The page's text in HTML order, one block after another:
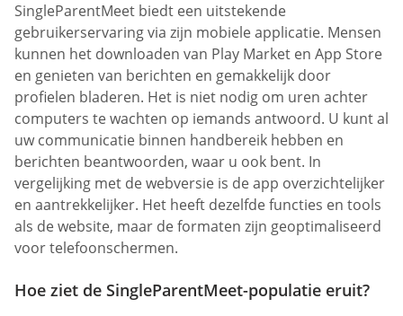
SingleParentMeet biedt een uitstekende
gebruikerservaring via zijn mobiele applicatie. Mensen
kunnen het downloaden van Play Market en App Store
en genieten van berichten en gemakkelijk door
profielen bladeren. Het is niet nodig om uren achter
computers te wachten op iemands antwoord. U kunt al
uw communicatie binnen handbereik hebben en
berichten beantwoorden, waar u ook bent. In
vergelijking met de webversie is de app overzichtelijker
en aantrekkelijker. Het heeft dezelfde functies en tools
als de website, maar de formaten zijn geoptimaliseerd
voor telefoonschermen.
Hoe ziet de SingleParentMeet-populatie eruit?